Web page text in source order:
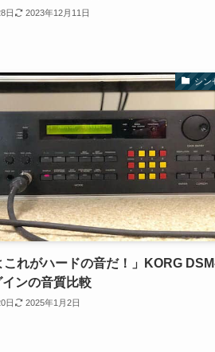
日 2023年12月11日
シン
これがハードの音だ！」KORG
インの音質比較
日 2025年1月2日